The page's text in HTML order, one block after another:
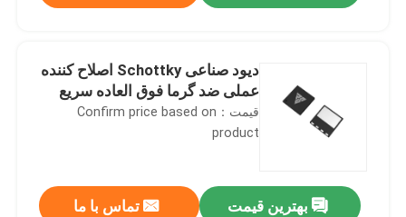
دیود صناعی Schottky اصلاح کننده
عملی ضد گرما فوق العاده سریع
قیمت：Confirm price based on
product
بهترین قیمت تماس با ما